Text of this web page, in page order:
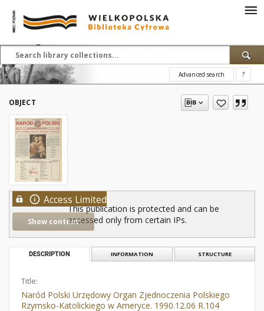
Advanced search ?
OBJECT
Access Limited
Show content
This publication is protected and can be
accessed only from certain IPs.
DESCRIPTION INFORMATION STRUCTURE
Title:
Naród Polski Urzędowy Organ Zjednoczenia Polskiego
Rzymsko-Katolickiego w Ameryce. 1990.12.06 R.104